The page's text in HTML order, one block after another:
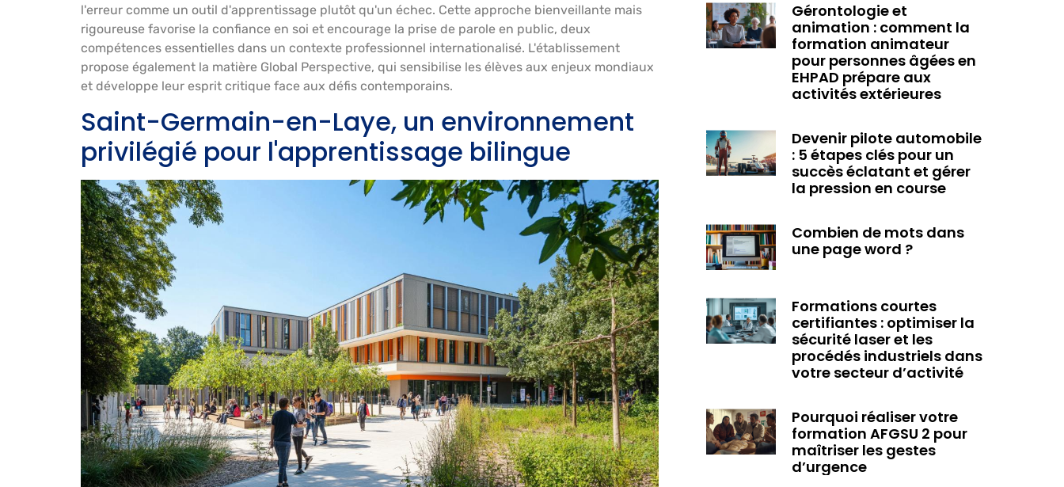
Gérontologie et
animation : comment la
formation animateur
pour personnes âgées en
EHPAD prépare aux
activités extérieures
Devenir pilote automobile
: 5 étapes clés pour un
succès éclatant et gérer
la pression en course
Combien de mots dans
une page word ?
Formations courtes
certifiantes : optimiser la
sécurité laser et les
procédés industriels dans
votre secteur d’activité
Pourquoi réaliser votre
formation AFGSU 2 pour
maîtriser les gestes
d’urgence
l'erreur comme un outil d'apprentissage plutôt qu'un échec. Cette approche bienveillante mais
rigoureuse favorise la confiance en soi et encourage la prise de parole en public, deux
compétences essentielles dans un contexte professionnel internationalisé. L'établissement
propose également la matière Global Perspective, qui sensibilise les élèves aux enjeux mondiaux
et développe leur esprit critique face aux défis contemporains.
Saint-Germain-en-Laye, un environnement
privilégié pour l'apprentissage bilingue